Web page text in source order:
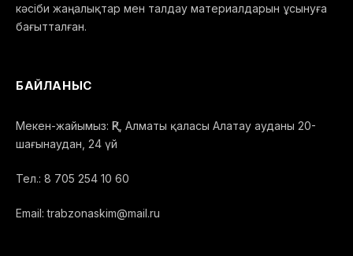
кәсіби жаңалықтар мен талдау материалдарын ұсынуға
бағытталған.
БАЙЛАНЫС
Мекен-жайымыз: ҚР, Алматы қаласы Алатау ауданы 20-
шағынаудан, 24 үй
Тел.: 8 705 254 10 60
Email: trabzonaskim@mail.ru